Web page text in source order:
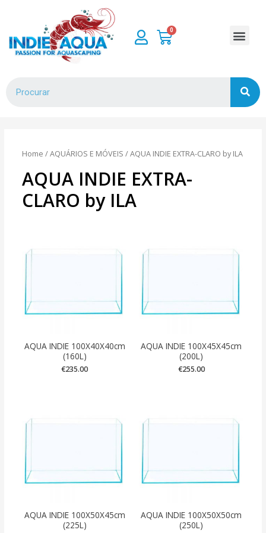
Home /AQUÁRIOS E MÓVEIS / AQUA INDIE EXTRA-CLARO by ILA
AQUA INDIE EXTRA-
CLARO by ILA
AQUA INDIE 100X40X40cm
(160L)
€235.00
AQUA INDIE 100X45X45cm
(200L)
€255.00
AQUA INDIE 100X50X45cm
(225L)
AQUA INDIE 100X50X50cm
(250L)